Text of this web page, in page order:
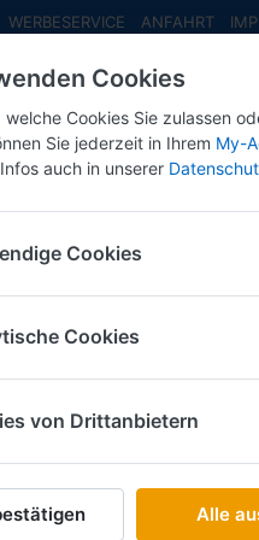
WERBESERVICE ANFAHRT
EINGETROFFEN
Romeo Giulia
MC870120106
Cookies
welche Cookies Sie zulassen
Sie jederzeit in Ihrem My-
auch in unserer
Cookies
Cookies
von Drittanbietern
Alle